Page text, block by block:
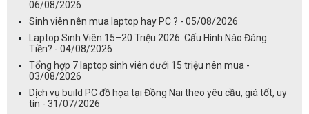
06/08/2026
Sinh viên nên mua laptop hay PC ? - 05/08/2026
Laptop Sinh Viên 15–20 Triệu 2026: Cấu Hình Nào Đáng
Tiền? - 04/08/2026
Tổng hợp 7 laptop sinh viên dưới 15 triệu nên mua -
03/08/2026
Dịch vụ build PC đồ họa tại Đồng Nai theo yêu cầu, giá tốt, uy
tín - 31/07/2026